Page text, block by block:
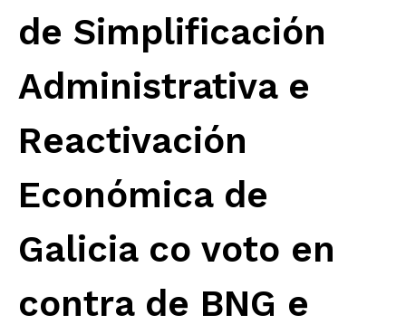
de Simplificación
Administrativa e
Reactivación
Económica de
Galicia co voto en
contra de BNG e